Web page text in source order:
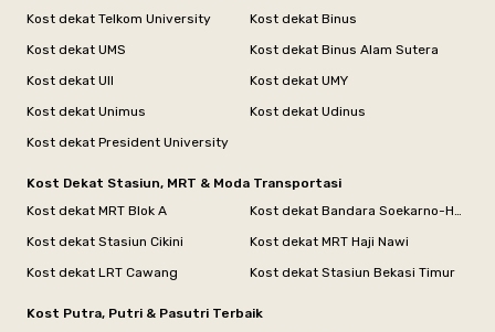
Kost dekat Telkom University
Kost dekat Binus
Kost dekat UMS
Kost dekat Binus Alam Sutera
Kost dekat UII
Kost dekat UMY
Kost dekat Unimus
Kost dekat Udinus
Kost dekat President University
Kost Dekat Stasiun, MRT & Moda Transportasi
Kost dekat MRT Blok A
Kost dekat Bandara Soekarno-Hatta
Kost dekat Stasiun Cikini
Kost dekat MRT Haji Nawi
Kost dekat LRT Cawang
Kost dekat Stasiun Bekasi Timur
Kost Putra, Putri & Pasutri Terbaik